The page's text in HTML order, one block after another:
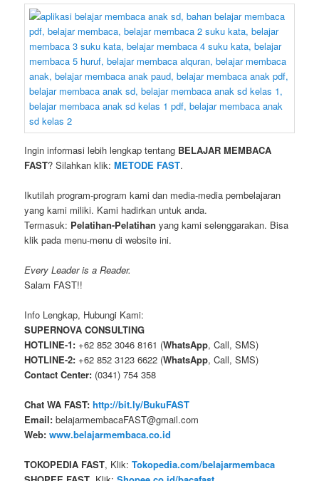
Ingin informasi lebih lengkap tentang BELAJAR MEMBACA
FAST? Silahkan klik:METODE FAST.
Ikutilah program-program kami dan media-media pembelajaran
yang kami miliki. Kami hadirkan untuk anda.
Termasuk: Pelatihan-Pelatihan yang kami selenggarakan. Bisa
klik pada menu-menu di website ini.
Every Leader is a Reader.
Salam FAST!!
Info Lengkap, Hubungi Kami:
SUPERNOVA CONSULTING
HOTLINE-1: +62 852 3046 8161 (WhatsApp, Call, SMS)
HOTLINE-2: +62 852 3123 6622 (WhatsApp, Call, SMS)
Contact Center: (0341) 754 358
Chat WA FAST: http://bit.ly/BukuFAST
Email: belajarmembacaFAST@gmail.com
Web: www.belajarmembaca.co.id
TOKOPEDIA FAST, Klik:Tokopedia.com/belajarmembaca